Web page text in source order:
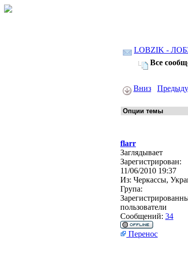
LOBZIK -
Все
Вниз
flarr
Заглядывает
Зарегистрирован:
11/06/2010 19:37
Из: Черкассы,
Група:
пользователи
Сообщений: 34
Перенос